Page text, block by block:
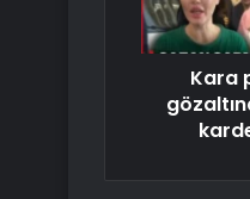
Kara